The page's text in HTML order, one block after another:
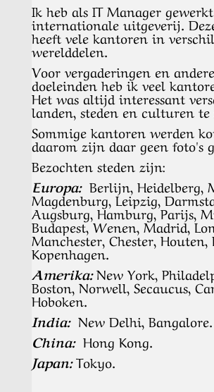
Ik heb als IT Manager
internationale uitgeverij.
heeft vele kantoren in
werelddelen.
Voor vergaderingen en andere
doeleinden heb ik veel
Het was altijd interessant
landen, steden en culturen te
Sommige kantoren werden
daarom zijn daar geen foto's
Bezochten steden zijn:
Europa: Berlijn, Heidelberg,
Magdenburg, Leipzig,
Augsburg, Hamburg, Parijs,
Budapest, Wenen, Madrid,
Manchester, Chester, Houten,
Kopenhagen.
Amerika: New York,
Boston, Norwell, Secaucus,
Hoboken.
India: New Delhi, Bangalore.
China: Hong Kong.
Japan:Tokyo.